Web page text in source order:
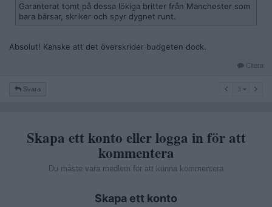
Garanterat tomt på dessa lökiga britter från Manchester som
bara bärsar, skriker och spyr dygnet runt.
Absolut! Kanske att det överskrider budgeten dock.
Citera
Svara 3
Skapa ett konto eller logga in för att
kommentera
Du måste vara medlem för att kunna kommentera
Skapa ett konto